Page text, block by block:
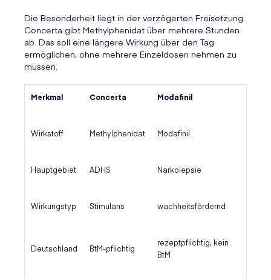
Die Besonderheit liegt in der verzögerten Freisetzung.
Concerta gibt Methylphenidat über mehrere Stunden
ab. Das soll eine längere Wirkung über den Tag
ermöglichen, ohne mehrere Einzeldosen nehmen zu
müssen.
Merkmal Concerta Modafinil
Wirkstoff Methylphenidat Modafinil
Hauptgebiet ADHS Narkolepsie
Wirkungstyp Stimulans wachheitsfördernd
Deutschland BtM-pflichtig
rezeptpflichtig, kein
BtM